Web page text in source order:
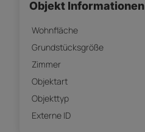
Objekt Informationen
Wohnfläche
Grundstücksgröße
Zimmer
Objektart
Objekttyp
Externe ID